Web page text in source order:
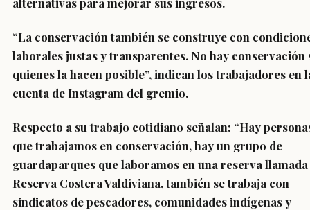
“La conservación también se construye con
laborales justas y transparentes. No hay conservación
quienes la hacen posible”, indican los trabajadores en
cuenta de Instagram del gremio.
Respecto a su trabajo cotidiano señalan: “Hay
que trabajamos en conservación, hay un grupo de
guardaparques que laboramos en una reserva llamada
Reserva Costera Valdiviana, también se trabaja con
sindicatos de pescadores, comunidades indígenas y